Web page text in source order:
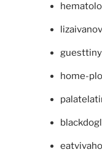
home-